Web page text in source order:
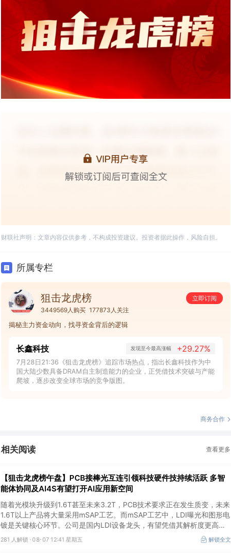
财联社声明：文章内容仅供参考，不构成投资建议。投资者据此操作，风险自担。
所属专栏
狙击龙虎榜
立即订阅
3449569人购买 177873人关注
揭秘主力资金动向，找寻资金背后的逻辑
长鑫科技 发现至今最高涨幅 +29.27%
7月28日21:36《狙击龙虎榜》追踪市场热点，指出长鑫科技作为中
国大陆少数具备DRAM自主制造能力的企业，正凭借技术突破与产能
爬坡，逐步改变全球市场的竞争版图。
商务合作
相关阅读 查看更多
【狙击龙虎榜午盘】PCB接棒光互连引领科技硬件技持续活跃 多智
能体协同及AI4S有望打开AI应用新空间
随着光模块升级到1.6T甚至未来3.2T，PCB技术要求正在发生质变，未来
1.6T以上产品将大量采用mSAP工艺。而mSAP工艺中，LDI曝光和图形电
镀是关键核心环节。公司是国内LDI设备龙头，有望凭借其解析度更高的
LDI技术，成为不可或缺的关键“铲子股”。
281 人解锁 ·08-07 12:41 星期五 解锁全文